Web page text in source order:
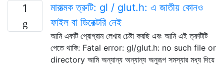
1
মারাত্মক ত্রুটি: gl / glut.h: এ জাতীয় কোনও
ফাইল বা ডিরেক্টরি নেই
আমি একটি প্রোগ্রাম লেখার চেষ্টা করছি এবং আমি এই ত্রুটিটি
পেতে থাকি: Fatal error: gl/glut.h: no such file or
directory আমি অন্যান্য অন্যান্য অনুরূপ সমস্যার মধ্য দিয়ে